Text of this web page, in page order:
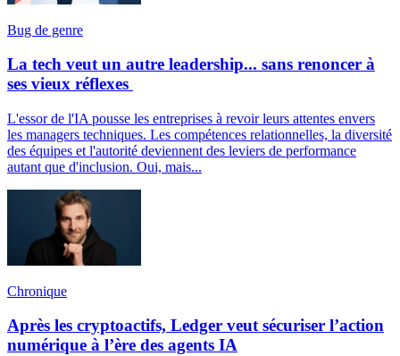
Bug de genre
La tech veut un autre leadership... sans renoncer à
ses vieux réflexes
L'essor de l'IA pousse les entreprises à revoir leurs attentes envers
les managers techniques. Les compétences relationnelles, la diversité
des équipes et l'autorité deviennent des leviers de performance
autant que d'inclusion. Oui, mais...
Chronique
Après les cryptoactifs, Ledger veut sécuriser l’action
numérique à l’ère des agents IA